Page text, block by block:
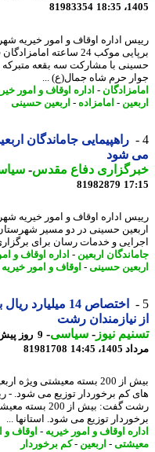
81983354
اداره اوقاف و امور خیریه
برپایی موکب 24 ساعته امامزادگان
با مشارکت سه بقعه متبرکه خبر
حرم شاه جمال(ع) ...
-اداره اوقاف و امور خیریه-
-امامزاده- اربعین حسینی
راهپیمایی جاماندگان
شود
دفاع مقدس-سیاسی
81982879
اداره اوقاف و امور خیریه
حسینی در دو مسیر شهرستان
و خدمات رسان برای برگزاری
اربعین -اداره اوقاف و امور
حسینی-اوقاف و امور خیریه-
اختصاص 14 میلیارد
نیازمندان رشت
نیوز-سیاسی-
14:45
81981708
بیش از 200 بسته معیشتی ویژه
کم برخوردار توزیع می شود. - رییس
رشت گفت: بیش از 200
توزیع می شود. استانها ...
اوقاف و امور خیریه- اوقاف و امور
-اربعین -کم برخوردار